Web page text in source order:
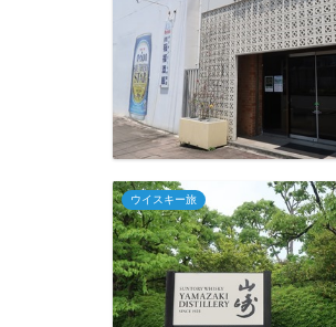
ウイスキー旅